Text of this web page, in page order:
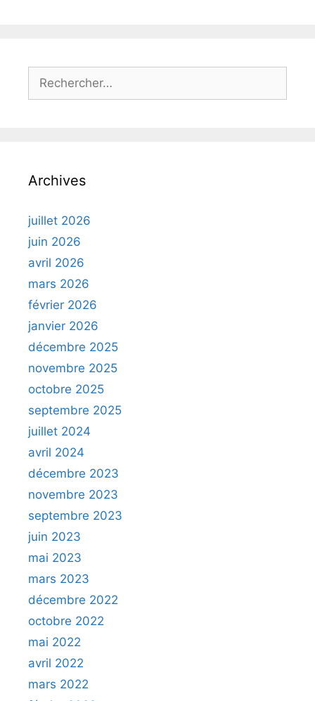
Archives
juillet 2026
juin 2026
avril 2026
mars 2026
février 2026
janvier 2026
décembre 2025
novembre 2025
octobre 2025
septembre 2025
juillet 2024
avril 2024
décembre 2023
novembre 2023
septembre 2023
juin 2023
mai 2023
mars 2023
décembre 2022
octobre 2022
mai 2022
avril 2022
mars 2022